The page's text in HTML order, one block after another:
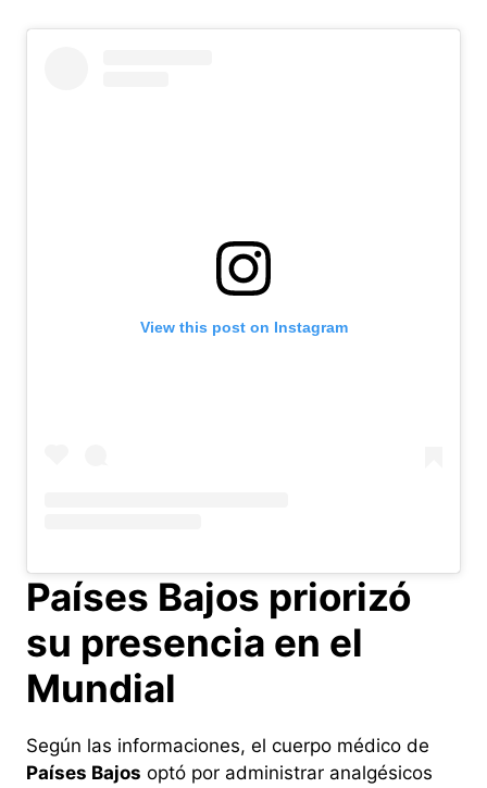
View this post on Instagram
Países Bajos priorizó
su presencia en el
Mundial
Según las informaciones, el cuerpo médico de
Países Bajos optó por administrar analgésicos